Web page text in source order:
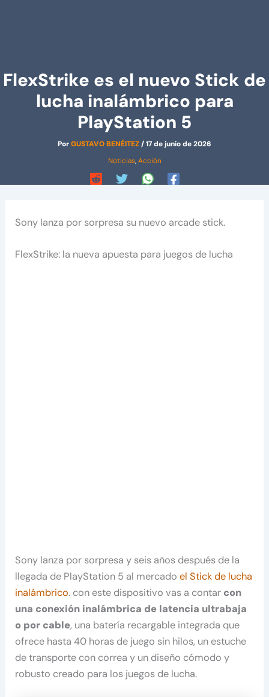
FlexStrike es el nuevo Stick de
lucha inalámbrico para
PlayStation 5
PorGUSTAVO BENÉITEZ/17 de junio de 2026
Noticias,Acción
Sony lanza por sorpresa su nuevo arcade stick.
FlexStrike: la nueva apuesta para juegos de lucha
Sony lanza por sorpresa y seis años después de la
llegada de PlayStation 5 al mercadoel Stick de lucha
inalámbrico. con este dispositivo vas a contar con
una conexión inalámbrica de latencia ultrabaja
o por cable, una batería recargable integrada que
ofrece hasta 40 horas de juego sin hilos, un estuche
de transporte con correa y un diseño cómodo y
robusto creado para los juegos de lucha.